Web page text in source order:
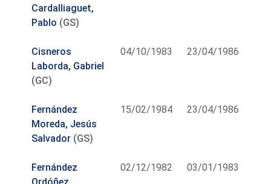
Cardalliaguet,
Pablo (GS)
Cisneros
Laborda, Gabriel
(GC)
04/10/1983 23/04/1986
Fernández
Moreda, Jesús
Salvador (GS)
15/02/1984 23/04/1986
Fernández
02/12/1982 03/01/1983